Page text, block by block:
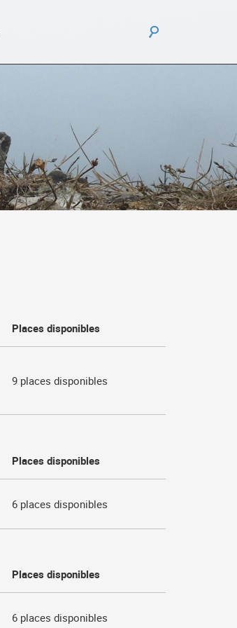
Rechercher :
Places disponibles
9places disponibles
Places disponibles
6places disponibles
Places disponibles
6places disponibles